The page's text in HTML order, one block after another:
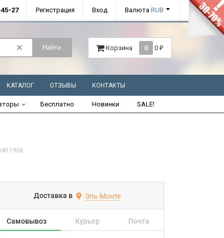
27 Регистрация Вход Валюта RUB
Найти Корзина 0 0 ₽
КАТАЛОГ ОТЗЫВЫ КОНТАКТЫ
Бесплатно Новинки SALE!
Доставка в Эль-Монте
Самовывоз Курьер Почта